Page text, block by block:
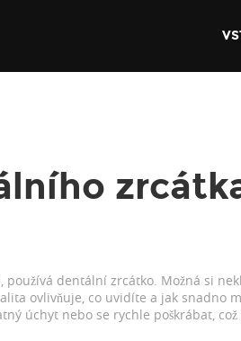
používá dentální zrcátko. Možná si
ovlivňuje, co uvidíte a jak snadno
úchyt nebo se rychle poškrábat,